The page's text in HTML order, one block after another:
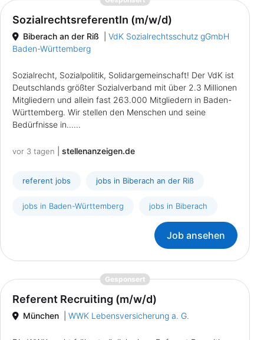
SozialrechtsreferentIn (m/w/d)
Biberach an der Riß
VdK Sozialrechtsschutz gGmbH
Baden-Württemberg
Sozialrecht, Sozialpolitik, Solidargemeinschaft! Der VdK ist
Deutschlands größter Sozialverband mit über 2.3 Millionen
Mitgliedern und allein fast 263.000 Mitgliedern in Baden-
Württemberg. Wir stellen den Menschen und seine
Bedürfnisse in......
vor 3 tagen stellenanzeigen.de
referent jobs jobs in Biberach an der Riß
jobs in Baden-Württemberg jobs in Biberach
Job ansehen
Gesponsert{prompt.job}
Referent Recruiting (m/w/d)
München WWK Lebensversicherung a. G.